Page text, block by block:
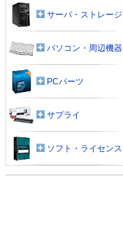
サーバ・ストレージ
パソコン・周辺機器
PCパーツ
サプライ
ソフト・ライセンス